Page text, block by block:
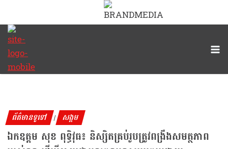
ព័ត៌មានទូទៅ | សង្គម
ឯកឧត្តម សុខ ពុទ្ធិវុធ៖ និស្សិតគ្រប់រូបត្រូវពង្រឹងសមត្ថភាព